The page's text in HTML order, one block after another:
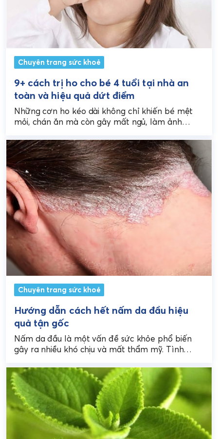
Chuyên trang sức khoẻ
9+ cách trị ho cho bé 4 tuổi tại nhà an
toàn và hiệu quả dứt điểm
Những cơn ho kéo dài không chỉ khiến bé mệt
mỏi, chán ăn mà còn gây mất ngủ, làm ảnh
Chuyên trang sức khoẻ
Hướng dẫn cách hết nấm da đầu hiệu
quả tận gốc
Nấm da đầu là một vấn đề sức khỏe phổ biến
gây ra nhiều khó chịu và mất thẩm mỹ. Tình